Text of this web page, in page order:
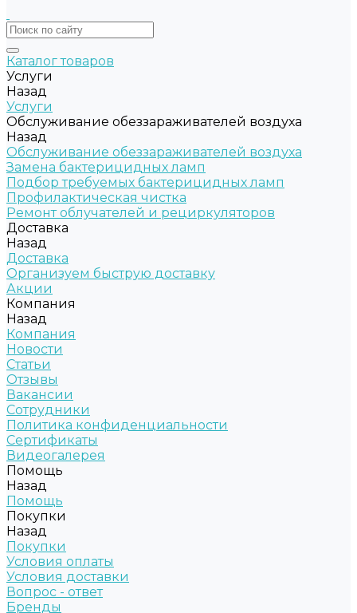
Каталог товаров
Услуги
Назад
Услуги
Обслуживание обеззараживателей воздуха
Назад
Обслуживание обеззараживателей воздуха
Замена бактерицидных ламп
Подбор требуемых бактерицидных ламп
Профилактическая чистка
Ремонт облучателей и рециркуляторов
Доставка
Назад
Доставка
Организуем быструю доставку
Акции
Компания
Назад
Компания
Новости
Статьи
Отзывы
Вакансии
Сотрудники
Политика конфиденциальности
Сертификаты
Видеогалерея
Помощь
Назад
Помощь
Покупки
Назад
Покупки
Условия оплаты
Условия доставки
Вопрос - ответ
Бренды